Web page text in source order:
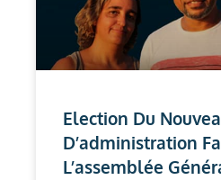
Election Du
D’administration
L’assemblée